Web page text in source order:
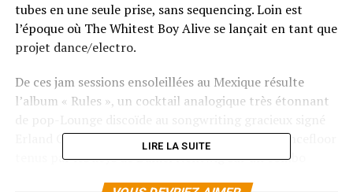
tubes en une seule prise, sans sequencing. Loin est
l’époque où The Whitest Boy Alive se lançait en tant que
projet dance/electro.
De ces jam sessions ensoleillées au Mexique résulte
l’album « Rules », un cocktail analogique très étonnant
Erland Oye. « Rules » comporte des gimmicks dancefloor
tenus par les keys de Daniel Nentwig sur un combo
LIRE LA SUITE